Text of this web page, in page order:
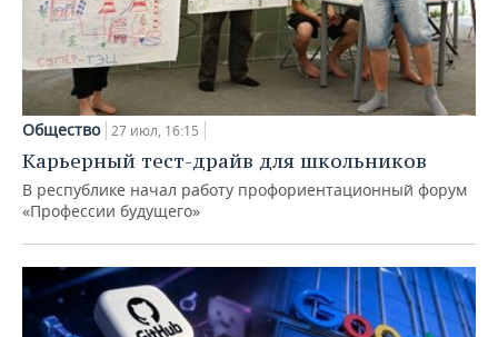
Общество 27 июл, 16:15
Карьерный тест-драйв для школьников
В республике начал работу профориентационный форум
«Профессии будущего»